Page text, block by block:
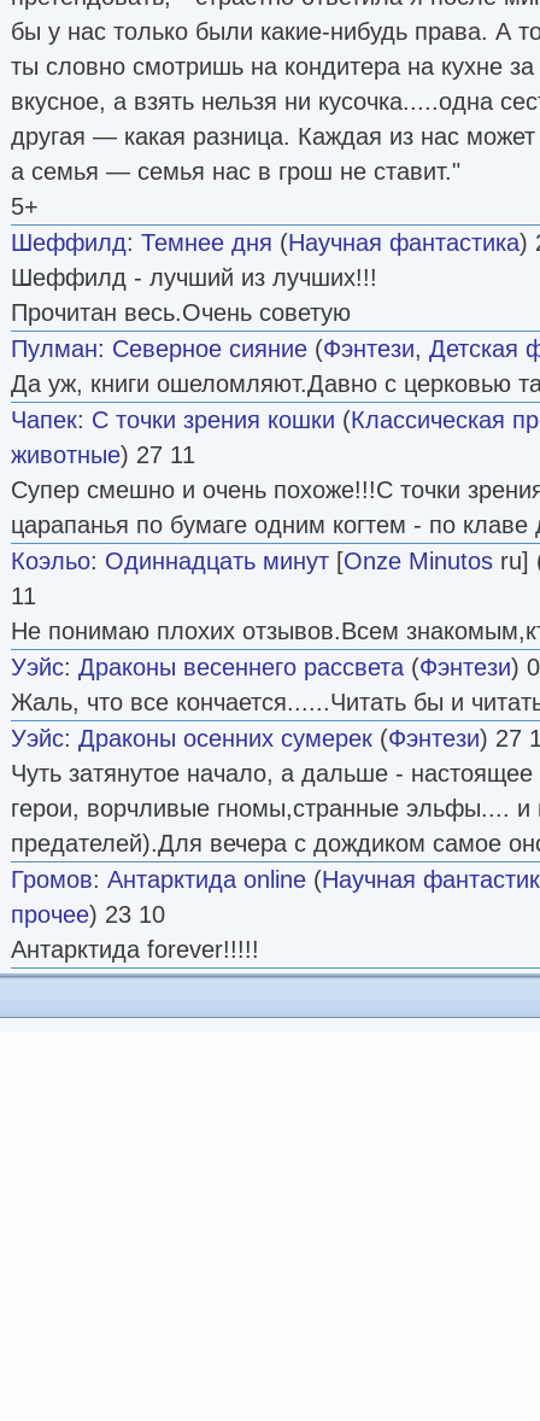
бы у нас только были какие-нибудь права. А
ты словно смотришь на кондитера на кухне
вкусное, а взять нельзя ни кусочка.....одна
другая — какая разница. Каждая из нас может
а семья — семья нас в грош не ставит."
5+
Шеффилд: Темнее дня (Научная фантастика)
Шеффилд - лучший из лучших!!!
Прочитан весь.Очень советую
Пулман: Северное сияние (Фэнтези, Детская
Да уж, книги ошеломляют.Давно с церковью
Чапек: С точки зрения кошки (Классическая
животные) 27 11
Супер смешно и очень похоже!!!С точки
царапанья по бумаге одним когтем - по клаве
Коэльо: Одиннадцать минут [Onze Minutos ru]
11
Не понимаю плохих отзывов.Всем
Уэйс: Драконы весеннего рассвета (Фэнтези)
Жаль, что все кончается......Читать бы и
Уэйс: Драконы осенних сумерек (Фэнтези) 27
Чуть затянутое начало, а дальше -
герои, ворчливые гномы,странные эльфы.... и
предателей).Для вечера с дождиком самое
Громов: Антарктида online (Научная
прочее) 23 10
Антарктида forever!!!!!